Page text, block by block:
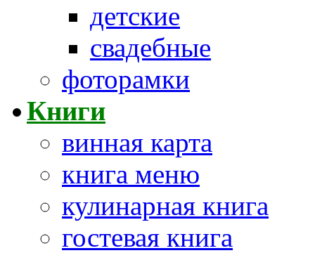
детские
свадебные
фоторамки
Книги
винная карта
книга меню
кулинарная книга
гостевая книга